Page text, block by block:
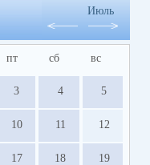
Июль
пт сб вс
3 4 5
10 11 12
17 18 19